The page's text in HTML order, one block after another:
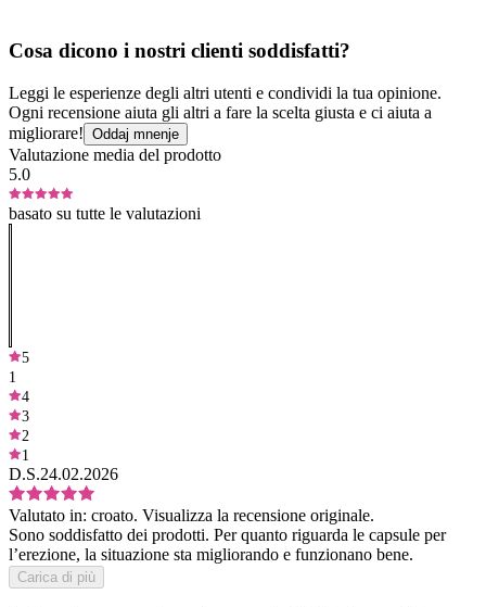
Cosa dicono i nostri clienti soddisfatti?
Leggi le esperienze degli altri utenti e condividi la tua opinione.
Ogni recensione aiuta gli altri a fare la scelta giusta e ci aiuta a
migliorare! Oddaj mnenje
Valutazione media del prodotto
5.0
basato su tutte le valutazioni
5
1
4
3
2
1
D.S.24.02.2026
Valutato in: croato. Visualizza la recensione originale.
Sono soddisfatto dei prodotti. Per quanto riguarda le capsule per
l’erezione, la situazione sta migliorando e funzionano bene.
Carica di più